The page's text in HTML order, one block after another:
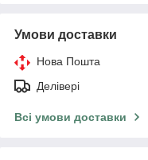
Умови доставки
Нова Пошта
Делівері
Всі умови доставки